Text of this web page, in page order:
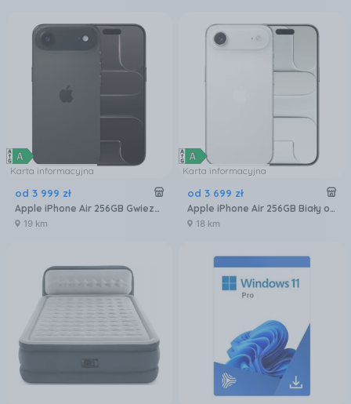
Karta informacyjna
od 3 999 zł
Apple iPhone Air 256GB Gwiezdna czerń
19 km
Karta informacyjna
od 3 699 zł
Apple iPhone Air 256GB Biały obłok
18 km